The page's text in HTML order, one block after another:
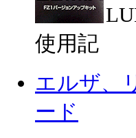
使用記
エルザ、
ード